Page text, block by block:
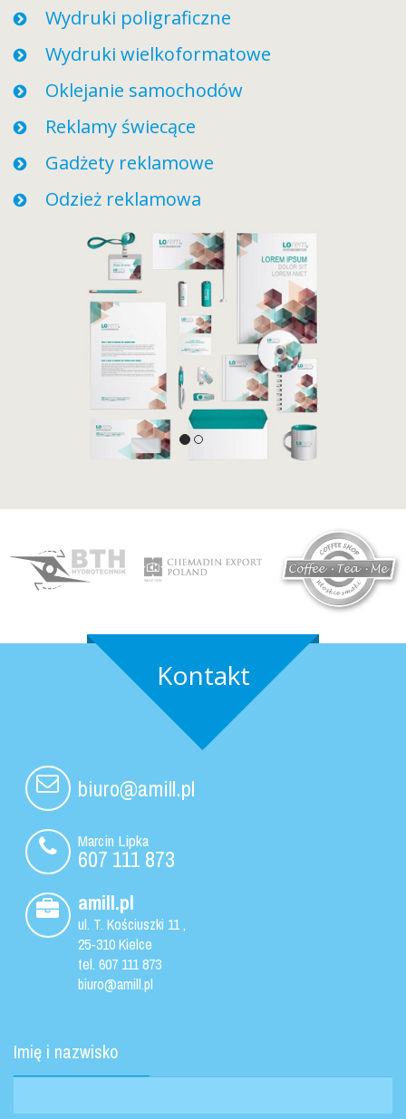
Wydruki poligraficzne
Wydruki wielkoformatowe
Oklejanie samochodów
Reklamy świecące
Gadżety reklamowe
Odzież reklamowa
Kontakt
biuro@amill.pl
Marcin Lipka
607 111 873
amill.pl
ul. T. Kościuszki 11,
25-310Kielce
tel. 607 111 873
biuro@amill.pl
Imię i nazwisko